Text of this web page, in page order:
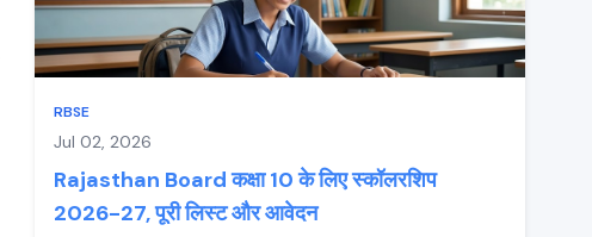
RBSE
Jul 02, 2026
Rajasthan Board कक्षा 10 के लिए स्कॉलरशिप
2026-27, पूरी लिस्ट और आवेदन